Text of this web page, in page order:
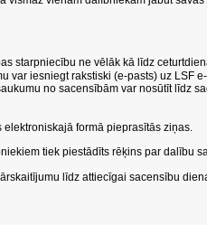
starpniecību ne vēlāk kā līdz
var iesniegt rakstiski (e-pasts) uz LSF
no sacensībām var nosūtīt līdz
formā pieprasītās ziņas.
tiek piestādīts rēķins par dalību
līdz attiecīgai sacensību